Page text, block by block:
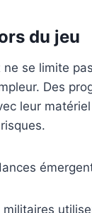
du jeu
se limite
Des
leur
militaires